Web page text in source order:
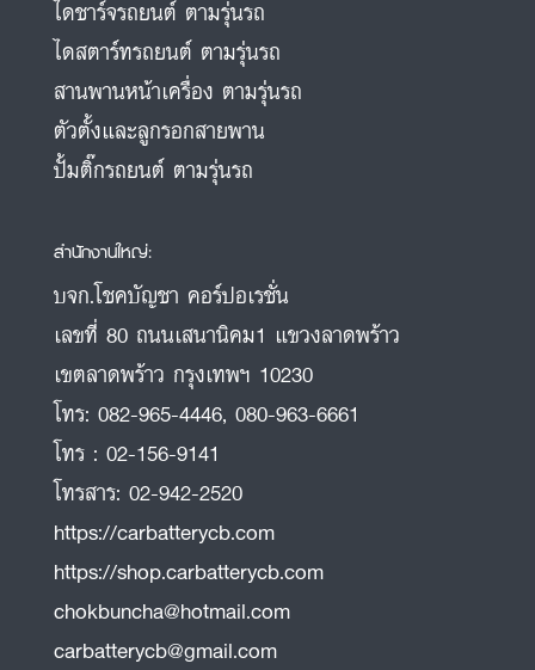
ไดชาร์จรถยนต์ ตามรุ่นรถ
ไดสตาร์ทรถยนต์ ตามรุ่นรถ
สานพานหน้าเครื่อง ตามรุ่นรถ
ตัวตั้งและลูกรอกสายพาน
ปั้มติ๊กรถยนต์ ตามรุ่นรถ
สำนักงานใหญ่:
บจก.โชคบัญชา คอร์ปอเรชั่น
เลขที่ 80 ถนนเสนานิคม1 แขวงลาดพร้าว
เขตลาดพร้าว กรุงเทพฯ 10230
โทร: 082-965-4446, 080-963-6661
โทร : 02-156-9141
โทรสาร: 02-942-2520
https://carbatterycb.com
https://shop.carbatterycb.com
chokbuncha@hotmail.com
carbatterycb@gmail.com